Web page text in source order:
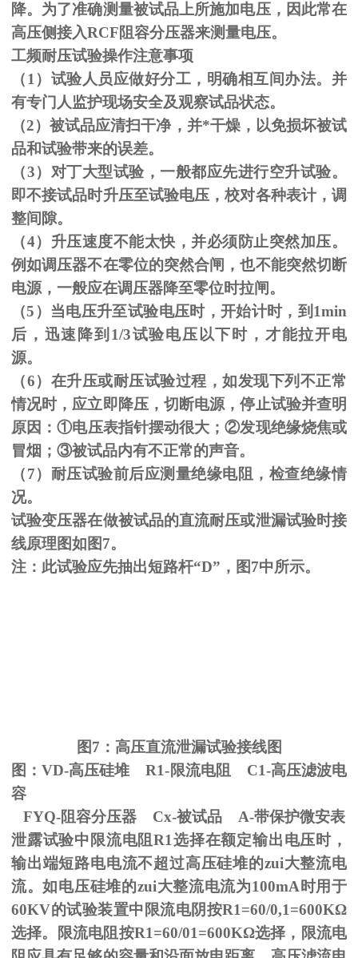
降。为了准确测量被试品上所施加电压，因此常在
高压侧接入RCF阻容分压器来测量电压。
工频耐压试验操作注意事项
（1 ）试验人员应做好分工，明确相互间办法。并
有专门人监护现场安全及观察试品状态。
（2）被试品应清扫干净，并*干燥，以免损坏被试
品和试验带来的误差。
（3）对丁大型试验，一般都应先进行空升试验。
即不接试品时升压至试验电压，校对各种表计，调
整间隙。
（4）升压速度不能太快，并必须防止突然加压。
例如调压器不在零位的突然合闸，也不能突然切断
电源，一般应在调压器降至零位时拉闸。
（5 ）当电压升至试验电压时，开始计时，到 1min
后，迅速降到 1/3试验电压以下时，才能拉开电
源。
（6）在升压或耐压试验过程，如发现下列不正常
情况时，应立即降压，切断电源，停止试验并查明
原因：①电压表指针摆动很大；②发现绝缘烧焦或
冒烟； ③被试品内有不正常的声音。
（7）耐压试验前后应测量绝缘电阻，检查绝缘情
况。
试验变压器在做被试品的直流耐压或泄漏试验时接
线原理图如图7。
注：此试验应先抽出短路杆“D”，图7中所示。
图7 ：高压直流泄漏试验接线图
图：VD-高压硅堆R1-限流电阻 C1-高压滤波电
容
FYQ-阻容分压器 Cx-被试品 A-带保护微安表
泄露试验中限流电阻R1选择在额定输出电压时，
输出端短路电电流不超过高压硅堆的zui大整流电
流。如电压硅堆的zui大整流电流为100mA 时用于
60KV的试验装置中限流电阴按R1=60/0,1=600KΩ
选择。限流电阻按R1=60/01=600KΩ选择，限流电